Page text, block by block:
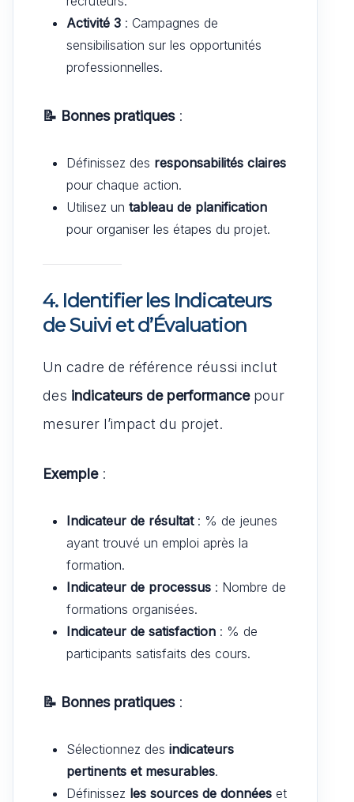
Activité 3 : Campagnes de
sensibilisation sur les opportunités
professionnelles.
📝 Bonnes pratiques:
Définissez des responsabilités claires
pour chaque action.
Utilisez un tableau de planification
pour organiser les étapes du projet.
4. Identifier les Indicateurs
de Suivi et d’Évaluation
Un cadre de référence réussi inclut
des indicateurs de performancepour
mesurer l’impact du projet.
Exemple:
Indicateur de résultat: % de jeunes
ayant trouvé un emploi après la
formation.
Indicateur de processus : Nombre de
formations organisées.
Indicateur de satisfaction : % de
participants satisfaits des cours.
📝 Bonnes pratiques:
Sélectionnez des indicateurs
pertinents et mesurables.
Définissez les sources de données et